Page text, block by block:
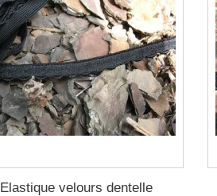
Elastique velours dentelle